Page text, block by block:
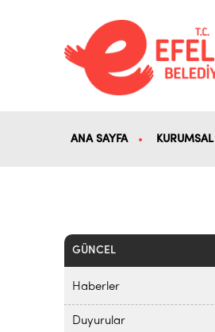
ANA SAYFA KURUMSAL
GÜNCEL
Haberler
Duyurular